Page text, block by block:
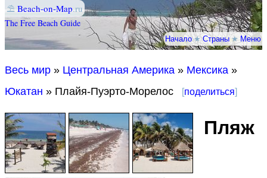
⛱ Beach-on-Map.ru
The Free Beach Guide
Начало★Страны★Меню
Весь мир » Центральная Америка » Мексика »
Юкатан » Плайя-Пуэрто-Морелос [поделиться]
Пляж